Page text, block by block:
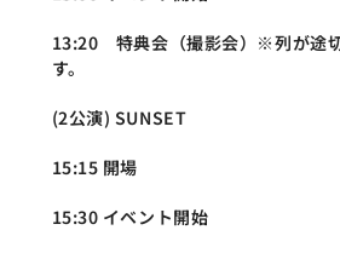
13:20　特典会（撮影会）※列が途
す。
(2公演) SUNSET
15:15 開場
15:30 イベント開始